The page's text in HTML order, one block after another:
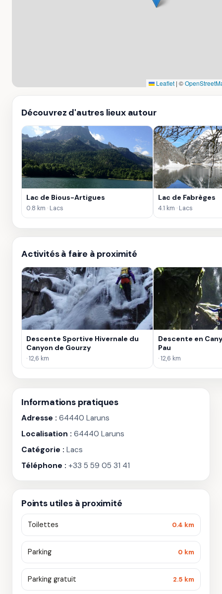
Leaflet | ©
Découvrez d'autres lieux autour
Lac de Bious-Artigues
0.8 km · Lacs
Lac de Fabrèges
4.1 km · Lacs
Activités à faire à proximité
Descente Sportive Hivernale du
Canyon de Gourzy
· 12,6 km
Descente en
Pau
· 12,6 km
Informations pratiques
Adresse : 64440 Laruns
Localisation : 64440 Laruns
Catégorie : Lacs
Téléphone : +33 5 59 05 31 41
Points utiles à proximité
Toilettes 0.4 km
Parking 0 km
Parking gratuit 2.5 km